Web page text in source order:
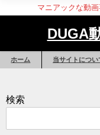
マニアックな動
DUGA
ホーム 当サイトについ
検索